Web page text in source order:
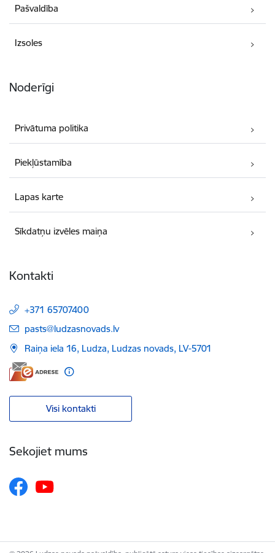
Pašvaldība
Izsoles
Noderīgi
Privātuma politika
Piekļūstamība
Lapas karte
Sīkdatņu izvēles maiņa
Kontakti
+371 65707400
E-pasts:
pasts@ludzasnovads.lv
Raiņa iela 16, Ludza, Ludzas novads, LV-5701
Visi kontakti
Sekojiet mums